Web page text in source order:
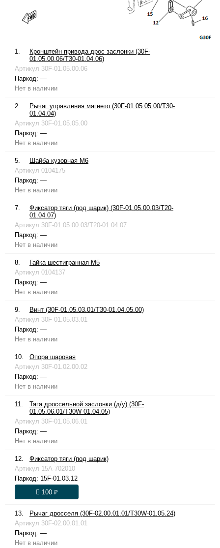
1.
Кронштейн привода дрос заслонки (30F-
01.05.00.06/T30-01.04.06)
Артикул 30F-01.05.00.06
Паркод: —
Нет в наличии
2.
Рычаг управления магнето (30F-01.05.05.00/T30-
01.04.04)
Артикул 30F-01.05.05.00
Паркод: —
Нет в наличии
5.
Шайба кузовная М6
Артикул 0104175
Паркод: —
Нет в наличии
7.
Фиксатор тяги (под шарик) (30F-01.05.00.03/T20-
01.04.07)
Артикул 30F-01.05.00.03/T20-01.04.07
Паркод: —
Нет в наличии
8.
Гайка шестигранная М5
Артикул 0104137
Паркод: —
Нет в наличии
9.
Винт (30F-01.05.03.01/T30-01.04.05.00)
Артикул 30F-01.05.03.01
Паркод: —
Нет в наличии
10.
Опора шаровая
Артикул 30F-01.02.00.02
Паркод: —
Нет в наличии
11.
Тяга дроссельной заслонки (д/у) (30F-
01.05.06.01/T30W-01.04.05)
Артикул 30F-01.05.06.01
Паркод: —
Нет в наличии
12.
Фиксатор тяги (под шарик)
Артикул 15A-702010
Паркод: 15F-01.03.12
100 ₽
13.
Рычаг дросселя (30F-02.00.01.01/T30W-01.05.24)
Артикул 30F-02.00.01.01
Паркод: —
Нет в наличии